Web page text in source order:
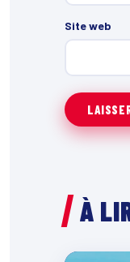
Site web
À